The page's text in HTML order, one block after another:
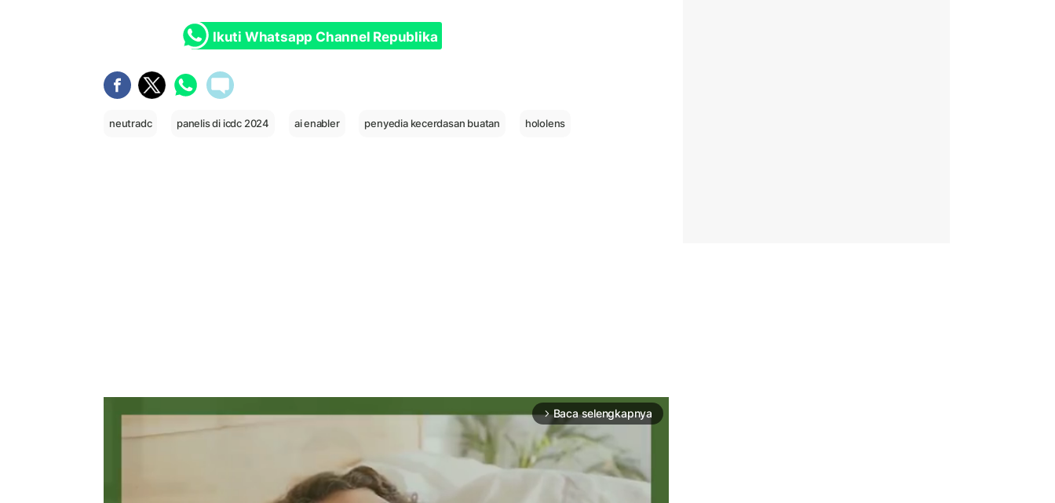
Ikuti Whatsapp Channel Republika
neutradc panelis di icdc 2024 ai enabler penyedia kecerdasan buatan hololens
arrow_forward_ios Baca selengkapnya